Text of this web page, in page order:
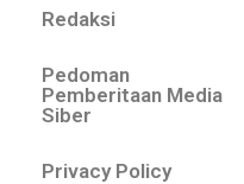
Redaksi
Pedoman
Pemberitaan Media
Siber
Privacy Policy